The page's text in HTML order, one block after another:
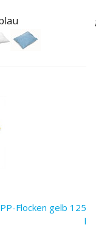
Flocken gelb 125
l